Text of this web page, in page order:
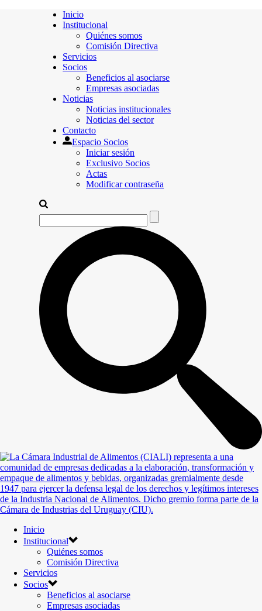
Inicio
Institucional
Quiénes somos
Comisión Directiva
Servicios
Socios
Beneficios al asociarse
Empresas asociadas
Noticias
Noticias institucionales
Noticias del sector
Contacto
Espacio Socios
Iniciar sesión
Exclusivo Socios
Actas
Modificar contraseña
Inicio
Institucional
Quiénes somos
Comisión Directiva
Servicios
Socios
Beneficios al asociarse
Empresas asociadas